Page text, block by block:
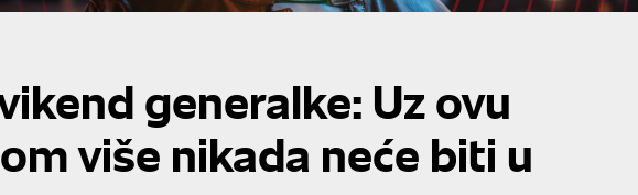
generalke: Uz ovu
više nikada neće biti u